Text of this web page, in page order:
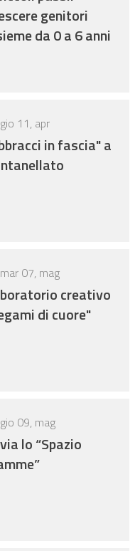
genitori
da 0 a 6 anni
gio 11, apr
in fascia" a
mar 07, mag
creativo
di cuore"
gio 09, mag
lo “Spazio